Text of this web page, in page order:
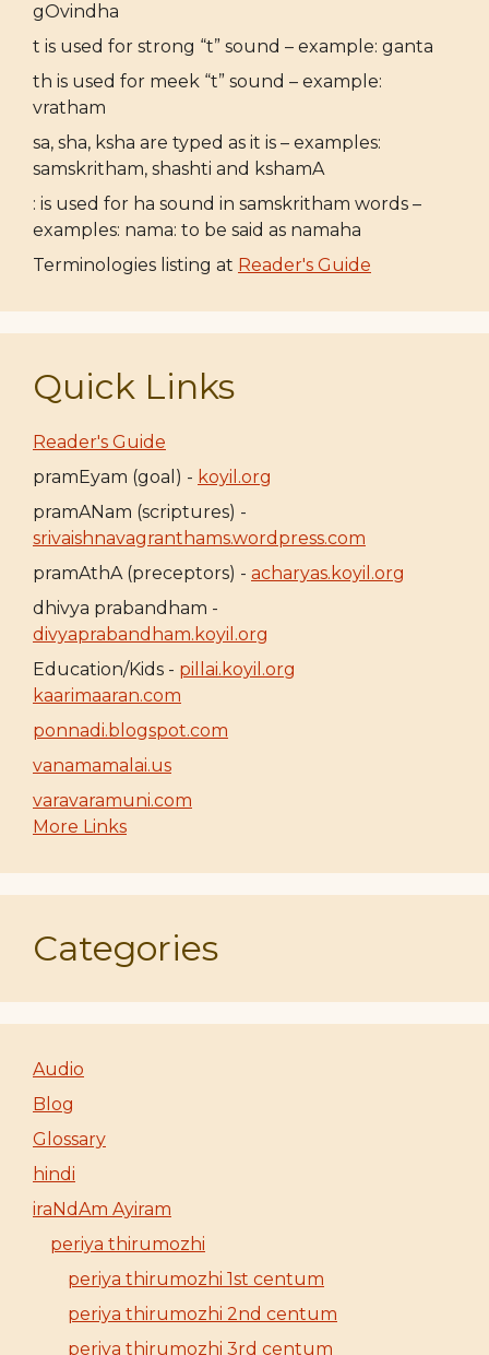
gOvindha
t is used for strong “t” sound – example: ganta
th is used for meek “t” sound – example:
vratham
sa, sha, ksha are typed as it is – examples:
samskritham, shashti and kshamA
: is used for ha sound in samskritham words –
examples: nama: to be said as namaha
Terminologies listing at Reader's Guide
Quick Links
Reader's Guide
pramEyam (goal) - koyil.org
pramANam (scriptures) -
srivaishnavagranthams.wordpress.com
pramAthA (preceptors) - acharyas.koyil.org
dhivya prabandham -
divyaprabandham.koyil.org
Education/Kids - pillai.koyil.org
kaarimaaran.com
ponnadi.blogspot.com
vanamamalai.us
varavaramuni.com
More Links
Categories
Audio
Blog
Glossary
hindi
iraNdAm Ayiram
periya thirumozhi
periya thirumozhi 1st centum
periya thirumozhi 2nd centum
periya thirumozhi 3rd centum